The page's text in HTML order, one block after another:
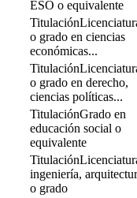
ESO o equivalente
o grado en ciencias
económicas...
o grado en derecho,
ciencias políticas...
Grado en
educación social o
equivalente
ingeniería,
o grado